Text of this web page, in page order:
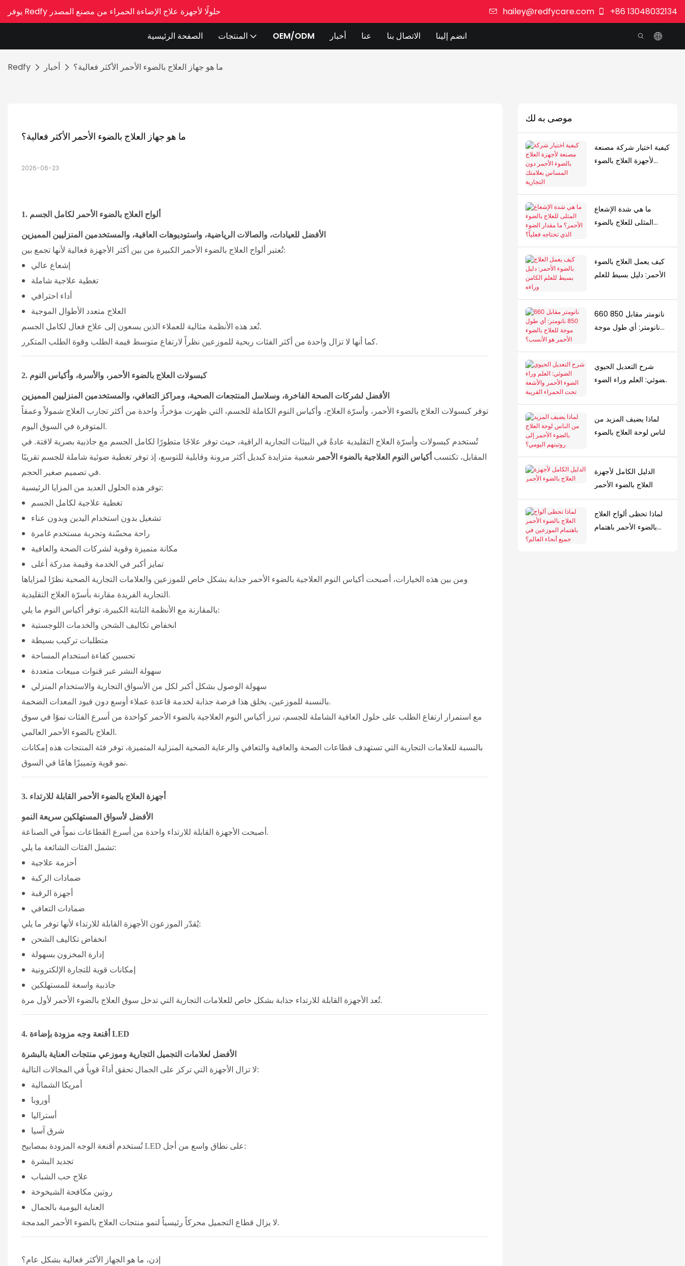
يوفر Redfy حلولًا لأجهزة علاج الإضاءة الحمراء من مصنع المصدر hailey@redfycare.com +86 13048032134
الصفحة الرئيسية المنتجات OEM/ODM أخبار عنا الاتصال بنا انضم إلينا
Redfy أخبار ما هو جهاز العلاج بالضوء الأحمر الأكثر فعالية؟
ما هو جهاز العلاج بالضوء الأحمر الأكثر فعالية؟
2026-06-23
1. ألواح العلاج بالضوء الأحمر لكامل الجسم
الأفضل للعيادات، والصالات الرياضية، واستوديوهات العافية، والمستخدمين المنزليين المميزين
تُعتبر ألواح العلاج بالضوء الأحمر الكبيرة من بين أكثر الأجهزة فعالية لأنها تجمع بين:
إشعاع عالي
تغطية علاجية شاملة
أداء احترافي
العلاج متعدد الأطوال الموجية
تُعد هذه الأنظمة مثالية للعملاء الذين يسعون إلى علاج فعال لكامل الجسم.
كما أنها لا تزال واحدة من أكثر الفئات ربحية للموزعين نظراً لارتفاع متوسط ​​قيمة الطلب وقوة الطلب المتكرر.
2. كبسولات العلاج بالضوء الأحمر، والأسرة، وأكياس النوم
الأفضل لشركات الصحة الفاخرة، وسلاسل المنتجعات الصحية، ومراكز التعافي، والمستخدمين المنزليين المميزين
توفر كبسولات العلاج بالضوء الأحمر، وأسرّة العلاج، وأكياس النوم الكاملة للجسم، التي ظهرت مؤخراً، واحدة من أكثر تجارب العلاج شمولاً وعمقاً
المتوفرة في السوق اليوم.
تُستخدم كبسولات وأسرّة العلاج التقليدية عادةً في البيئات التجارية الراقية، حيث توفر علاجًا متطورًا لكامل الجسم مع جاذبية بصرية لافتة. في
المقابل، تكتسب أكياس النوم العلاجية بالضوء الأحمر شعبية متزايدة كبديل أكثر مرونة وقابلية للتوسع، إذ توفر تغطية ضوئية شاملة للجسم تقريبًا
في تصميم صغير الحجم.
توفر هذه الحلول العديد من المزايا الرئيسية:
تغطية علاجية لكامل الجسم
تشغيل بدون استخدام اليدين وبدون عناء
راحة محسّنة وتجربة مستخدم غامرة
مكانة متميزة وقوية لشركات الصحة والعافية
تمايز أكبر في الخدمة وقيمة مدركة أعلى
ومن بين هذه الخيارات، أصبحت أكياس النوم العلاجية بالضوء الأحمر جذابة بشكل خاص للموزعين والعلامات التجارية الصحية نظرًا لمزاياها
التجارية الفريدة مقارنة بأسرّة العلاج التقليدية.
بالمقارنة مع الأنظمة الثابتة الكبيرة، توفر أكياس النوم ما يلي:
انخفاض تكاليف الشحن والخدمات اللوجستية
متطلبات تركيب بسيطة
تحسين كفاءة استخدام المساحة
سهولة النشر عبر قنوات مبيعات متعددة
سهولة الوصول بشكل أكبر لكل من الأسواق التجارية والاستخدام المنزلي
بالنسبة للموزعين، يخلق هذا فرصة جذابة لخدمة قاعدة عملاء أوسع دون قيود المعدات الضخمة.
مع استمرار ارتفاع الطلب على حلول العافية الشاملة للجسم، تبرز أكياس النوم العلاجية بالضوء الأحمر كواحدة من أسرع الفئات نموًا في سوق
العلاج بالضوء الأحمر العالمي.
بالنسبة للعلامات التجارية التي تستهدف قطاعات الصحة والعافية والتعافي والرعاية الصحية المنزلية المتميزة، توفر فئة المنتجات هذه إمكانات
نمو قوية وتمييزًا هامًا في السوق.
3. أجهزة العلاج بالضوء الأحمر القابلة للارتداء
الأفضل لأسواق المستهلكين سريعة النمو
أصبحت الأجهزة القابلة للارتداء واحدة من أسرع القطاعات نمواً في الصناعة.
تشمل الفئات الشائعة ما يلي:
أحزمة علاجية
ضمادات الركبة
أجهزة الرقبة
ضمادات التعافي
يُقدّر الموزعون الأجهزة القابلة للارتداء لأنها توفر ما يلي:
انخفاض تكاليف الشحن
إدارة المخزون بسهولة
إمكانات قوية للتجارة الإلكترونية
جاذبية واسعة للمستهلكين
تُعد الأجهزة القابلة للارتداء جذابة بشكل خاص للعلامات التجارية التي تدخل سوق العلاج بالضوء الأحمر لأول مرة.
4. أقنعة وجه مزودة بإضاءة LED
الأفضل لعلامات التجميل التجارية وموزعي منتجات العناية بالبشرة
لا تزال الأجهزة التي تركز على الجمال تحقق أداءً قوياً في المجالات التالية:
أمريكا الشمالية
أوروبا
أستراليا
شرق آسيا
تُستخدم أقنعة الوجه المزودة بمصابيح LED على نطاق واسع من أجل:
تجديد البشرة
علاج حب الشباب
روتين مكافحة الشيخوخة
العناية اليومية بالجمال
لا يزال قطاع التجميل محركاً رئيسياً لنمو منتجات العلاج بالضوء الأحمر المدمجة.
إذن، ما هو الجهاز الأكثر فعالية بشكل عام؟
موصى به لك
كيفية اختيار شركة مصنعة
لأجهزة العلاج بالضوء
ما هي شدة الإشعاع
المثلى للعلاج بالضوء
الذي تحتاجه فعلياً؟
كيف يعمل العلاج بالضوء
الأحمر: دليل بسيط للعلم
660 نانومتر مقابل 850
نانومتر: أي طول موجة
الأنسب؟
شرح التعديل الحيوي
الضوئي: العلم وراء الضوء
الحمراء القريبة
لماذا يضيف المزيد من
الناس لوحة العلاج بالضوء
اليومي؟
الدليل الكامل لأجهزة
العلاج بالضوء الأحمر
لماذا تحظى ألواح العلاج
بالضوء الأحمر باهتمام